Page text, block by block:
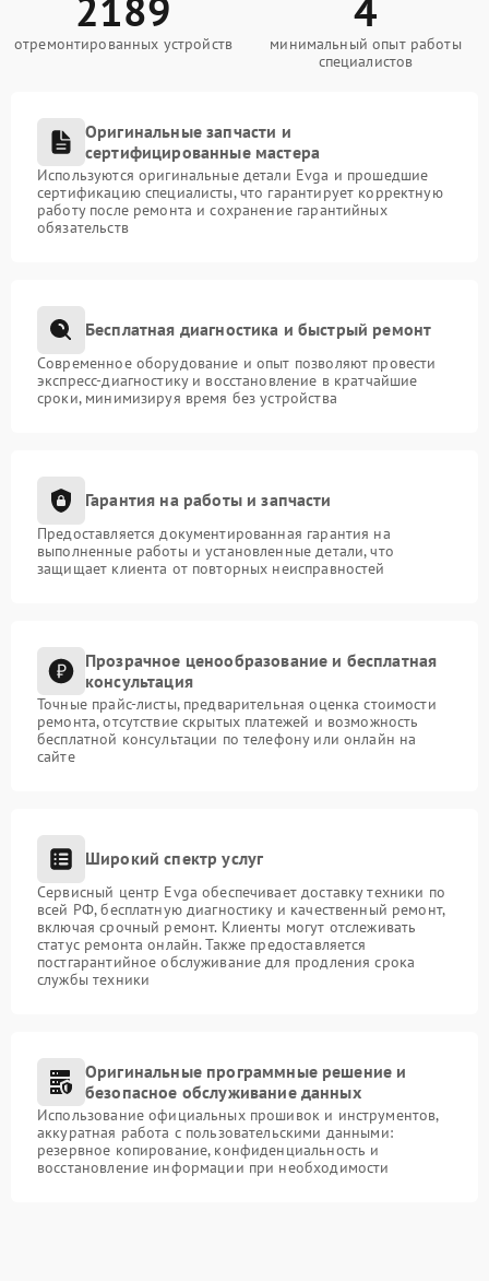
отремонтированных устройств
минимальный опыт работы
специалистов
Оригинальные запчасти и
сертифицированные мастера
Используются оригинальные детали Evga и прошедшие
сертификацию специалисты, что гарантирует корректную
работу после ремонта и сохранение гарантийных
обязательств
Бесплатная диагностика и быстрый ремонт
Современное оборудование и опыт позволяют провести
экспресс-диагностику и восстановление в кратчайшие
сроки, минимизируя время без устройства
Гарантия на работы и запчасти
Предоставляется документированная гарантия на
выполненные работы и установленные детали, что
защищает клиента от повторных неисправностей
Прозрачное ценообразование и бесплатная
консультация
Точные прайс-листы, предварительная оценка стоимости
ремонта, отсутствие скрытых платежей и возможность
бесплатной консультации по телефону или онлайн на
сайте
Широкий спектр услуг
Сервисный центр Evga обеспечивает доставку техники по
всей РФ, бесплатную диагностику и качественный ремонт,
включая срочный ремонт. Клиенты могут отслеживать
статус ремонта онлайн. Также предоставляется
постгарантийное обслуживание для продления срока
службы техники
Оригинальные программные решение и
безопасное обслуживание данных
Использование официальных прошивок и инструментов,
аккуратная работа с пользовательскими данными:
резервное копирование, конфиденциальность и
восстановление информации при необходимости